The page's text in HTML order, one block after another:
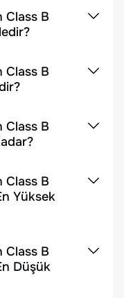
B
B
B
B
Yüksek
B
Düşük